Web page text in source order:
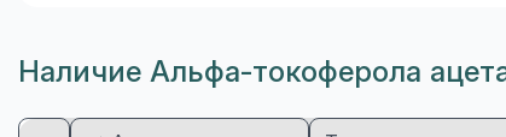
Наличие Альфа-токоферола